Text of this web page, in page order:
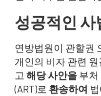
성공적인
연방법원이 관할권
개인의 비자 관련
고 해당 사안을 부처
(ART)로 환송하여